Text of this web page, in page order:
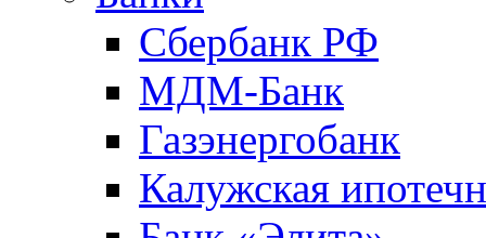
Сбербанк РФ
МДМ-Банк
Газэнергобанк
Калужская